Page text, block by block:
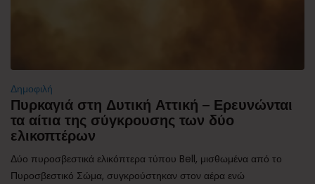
Δημοφιλή
Πυρκαγιά στη Δυτική Αττική – Ερευνώνται
τα αίτια της σύγκρουσης των δύο
ελικοπτέρων
Δύο πυροσβεστικά ελικόπτερα τύπου Bell, μισθωμένα από το
Πυροσβεστικό Σώμα, συγκρούστηκαν στον αέρα ενώ